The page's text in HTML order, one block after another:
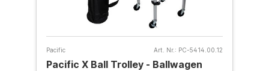
Pacific Art. Nr.: PC-5414.00.12
Pacific X Ball Trolley - Ballwagen